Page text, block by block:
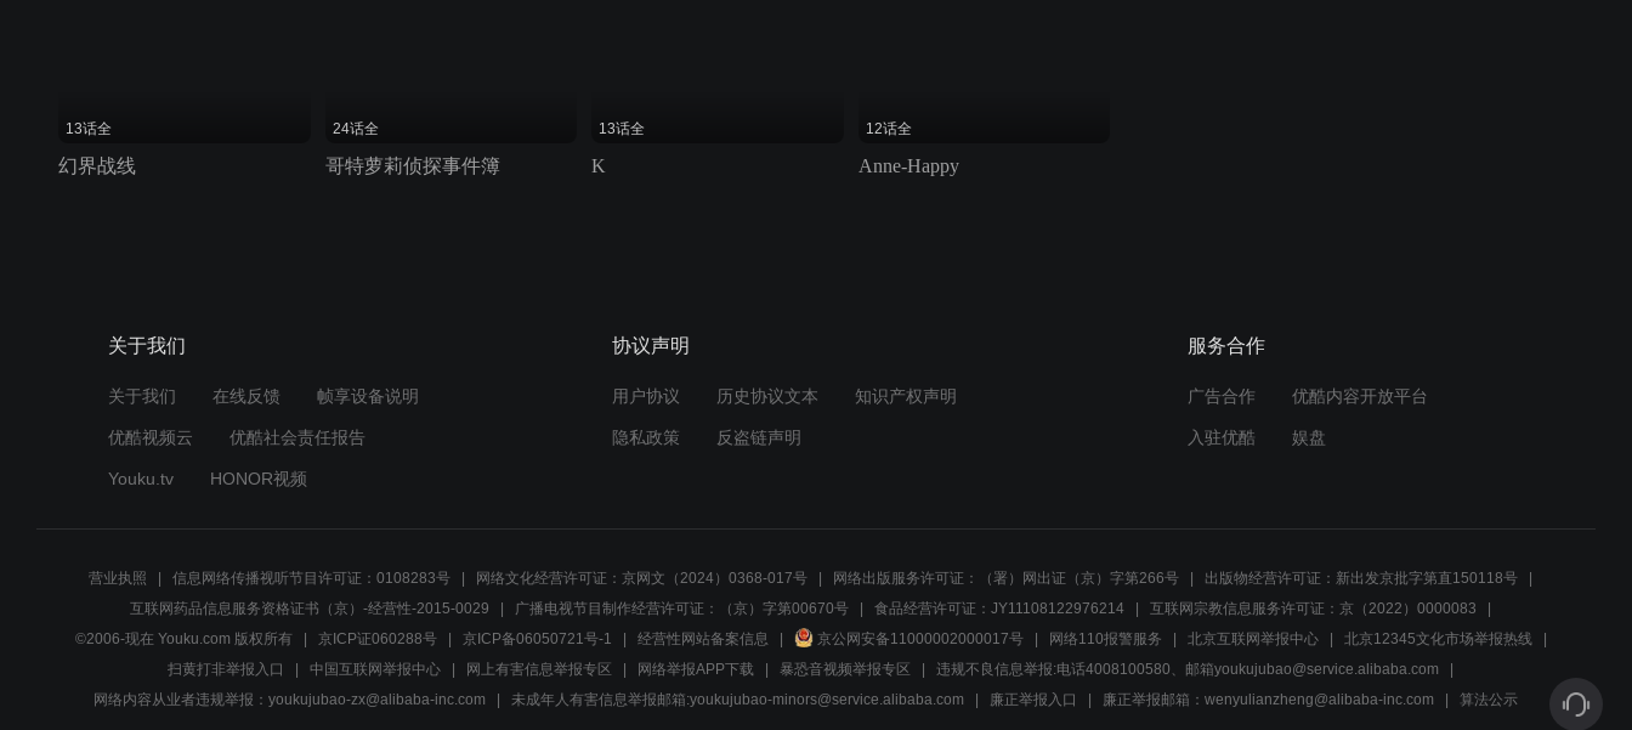
13话全
幻界战线
24话全
哥特萝莉侦探事件簿
13话全
K
12话全
Anne-Happy
关于我们
关于我们 在线反馈 帧享设备说明
优酷视频云 优酷社会责任报告
Youku.tv HONOR视频
协议声明
用户协议 历史协议文本 知识产权声明
隐私政策 反盗链声明
服务合作
广告合作 优酷内容开放平台
入驻优酷 娱盘
营业执照 信息网络传播视听节目许可证：0108283号 网络文化经营许可证：京网文（2024）0368-017号 网络出版服务许可证：（署）网出证（京）字第266号
出版物经营许可证：新出发京批字第直150118号
互联网药品信息服务资格证书（京）-经营性-2015-0029
广播电视节目制作经营许可证：（京）字第00670号 食品经营许可证：JY11108122976214
互联网宗教信息服务许可证：京（2022）0000083
©2006-现在 Youku.com 版权所有
京ICP证060288号 京ICP备06050721号-1 经营性网站备案信息 京公网安备11000002000017号 网络110报警服务 北京互联网举报中心
北京12345文化市场举报热线
扫黄打非举报入口
中国互联网举报中心 网上有害信息举报专区 网络举报APP下载 暴恐音视频举报专区
违规不良信息举报:电话4008100580、邮箱youkujubao@service.alibaba.com
网络内容从业者违规举报：youkujubao-zx@alibaba-inc.com
未成年人有害信息举报邮箱:youkujubao-minors@service.alibaba.com 廉正举报入口 廉正举报邮箱：wenyulianzheng@alibaba-inc.com 算法公示